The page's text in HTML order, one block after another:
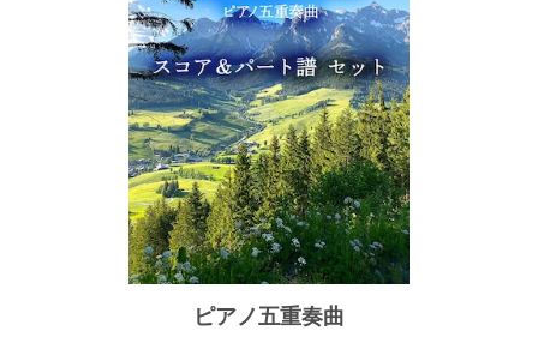
れを書いているのでしょうか。。 （森亮平） =============
======= 森亮平作曲「ピアノとフルートのためのソナチネ」の
楽譜セットです。 スコア譜とパート譜（フルート）がセット
になっています。 ご購入いただくと、二つのPDFが入ったZIPフ
ァイルをダウンロードできます。 ・スコア譜 9ページ（full sc
ore 9pages） ・パート譜 4ページ（part score- flute 4pages）
この曲は、2020年4月に発表された森亮平氏の初CDに収録さ
れています。 https://nagesendayo.thebase.in/items/41227080
■ またこの曲は、2020年8月22日に行われた下払桐子・森亮
平のライブ配信でも演奏されています。 楽譜を購入してチャレ
ンジされる方は、ぜひ参考演奏としてご覧ください。 https://w
ww.youtube.com/watch?v=rGzu-r1du6s ※ライブ演奏ですの
で、楽譜通りではない箇所があるかもしれません。
ピアノ五重奏曲